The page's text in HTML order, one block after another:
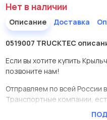
Нет в наличии
Описание Доставка
0519007 TRUCKTEC
Если вы хотите купить
позвоните нам!
Отправляем по всей России
Транспортные компании,